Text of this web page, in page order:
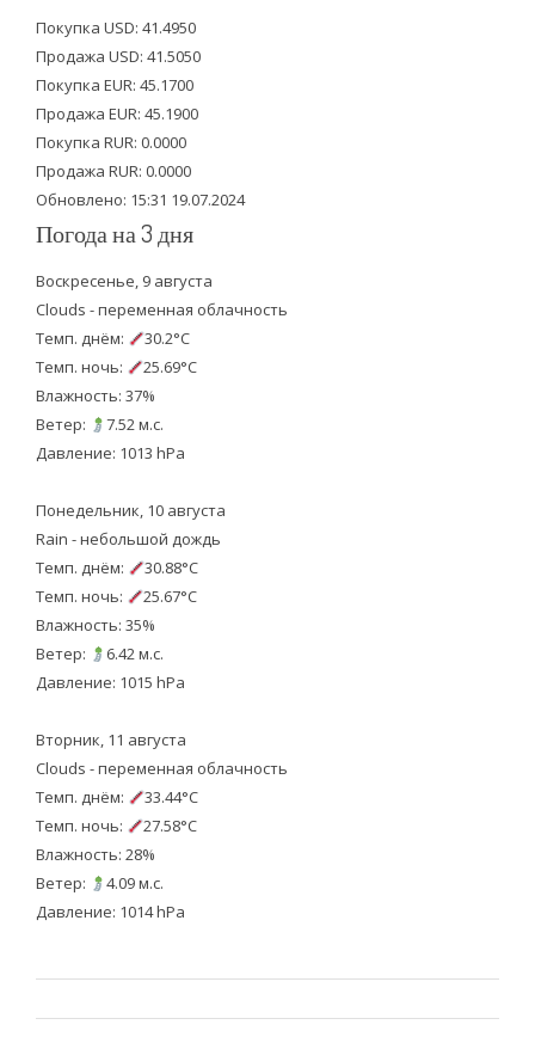
t
e
r
b
o
o
k
u
b
e
Покупка USD: 41.4950
Продажа USD: 41.5050
Покупка EUR: 45.1700
Продажа EUR: 45.1900
Покупка RUR: 0.0000
Продажа RUR: 0.0000
Обновлено: 15:31 19.07.2024
Погода на 3 дня
Воскресенье, 9 августа
Clouds - переменная облачность
Темп. днём:
30.2°C
Темп. ночь:
25.69°C
Влажность: 37%
Ветер:
7.52 м.с.
Давление: 1013 hPa
Понедельник, 10 августа
Rain - небольшой дождь
Темп. днём:
30.88°C
Темп. ночь:
25.67°C
Влажность: 35%
Ветер:
6.42 м.с.
Давление: 1015 hPa
Вторник, 11 августа
Clouds - переменная облачность
Темп. днём:
33.44°C
Темп. ночь:
27.58°C
Влажность: 28%
Ветер:
4.09 м.с.
Давление: 1014 hPa